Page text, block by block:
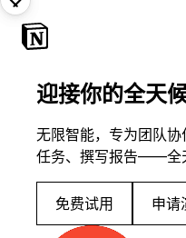
迎接你的全天
无限智能，专为团队
任务、撰写报告——全
免费试用 申请